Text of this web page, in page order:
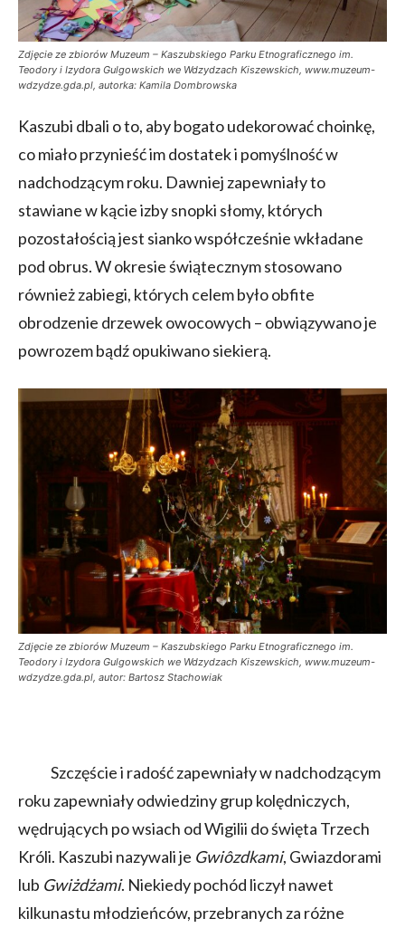
Zdjęcie ze zbiorów Muzeum – Kaszubskiego Parku Etnograficznego im.
Teodory i Izydora Gulgowskich we Wdzydzach Kiszewskich, www.muzeum-
wdzydze.gda.pl, autorka: Kamila Dombrowska
Kaszubi dbali o to, aby bogato udekorować choinkę,
co miało przynieść im dostatek i pomyślność w
nadchodzącym roku. Dawniej zapewniały to
stawiane w kącie izby snopki słomy, których
pozostałością jest sianko współcześnie wkładane
pod obrus. W okresie świątecznym stosowano
również zabiegi, których celem było obfite
obrodzenie drzewek owocowych – obwiązywano je
powrozem bądź opukiwano siekierą.
Zdjęcie ze zbiorów Muzeum – Kaszubskiego Parku Etnograficznego im.
Teodory i Izydora Gulgowskich we Wdzydzach Kiszewskich, www.muzeum-
wdzydze.gda.pl, autor: Bartosz Stachowiak
Szczęście i radość zapewniały w nadchodzącym
roku zapewniały odwiedziny grup kolędniczych,
wędrujących po wsiach od Wigilii do święta Trzech
Króli. Kaszubi nazywali je Gwiôzdkami, Gwiazdorami
lub Gwiżdżami. Niekiedy pochód liczył nawet
kilkunastu młodzieńców, przebranych za różne